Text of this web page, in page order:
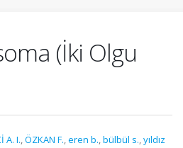
(İki Olgu
A. I.,ÖZKAN F.,eren b.,bülbül s.,yıldız